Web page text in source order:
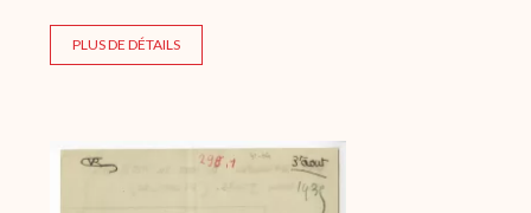
PLUS DE DÉTAILS
Archive